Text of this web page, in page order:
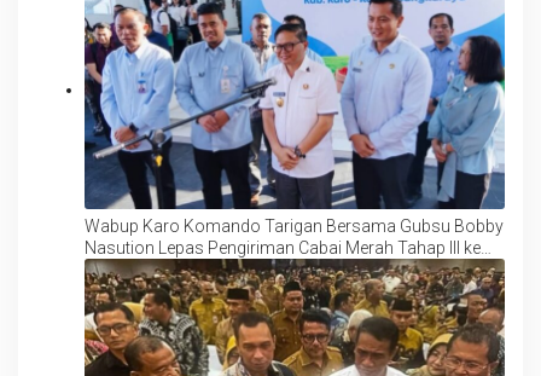
Wabup Karo Komando Tarigan Bersama Gubsu Bobby
Nasution Lepas Pengiriman Cabai Merah Tahap III ke
Palangka Raya